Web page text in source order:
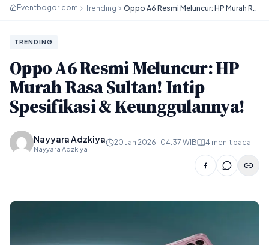
Eventbogor.com Trending Oppo A6 Resmi Meluncur: HP Murah Rasa Sultan! Intip Spesifikasi & Keunggulannya!
TRENDING
Oppo A6 Resmi Meluncur: HP
Murah Rasa Sultan! Intip
Spesifikasi & Keunggulannya!
Nayyara Adzkiya
Nayyara Adzkiya
20 Jan 2026 · 04.37 WIB 4 menit baca